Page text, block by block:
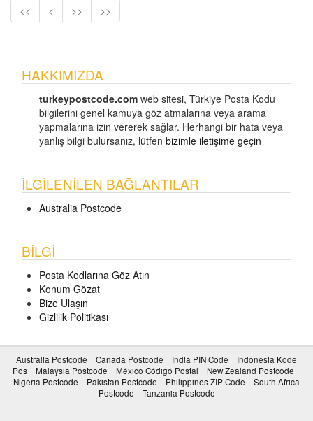
<< < >> >>
HAKKIMIZDA
turkeypostcode.com web sitesi, Türkiye Posta Kodu
bilgilerini genel kamuya göz atmalarına veya arama
yapmalarına izin vererek sağlar. Herhangi bir hata veya
yanlış bilgi bulursanız, lütfen bizimle iletişime geçin
İLGILENILEN BAĞLANTILAR
Australia Postcode
BILGI
Posta Kodlarına Göz Atın
Konum Gözat
Bize Ulaşın
Gizlilik Politikası
Australia Postcode Canada Postcode India PIN Code
Indonesia Kode
Pos
Malaysia Postcode México Código Postal
New Zealand Postcode
Nigeria Postcode
Pakistan Postcode Philippines ZIP Code
South Africa
Postcode
Tanzania Postcode